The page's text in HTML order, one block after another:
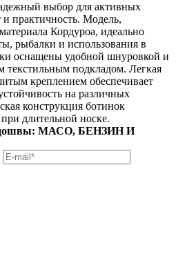
выбор для активных
практичность. Модель,
Кордуроа, идеально
рыбалки и использования в
оснащены удобной шнуровкой и
подкладом. Легкая
креплением обеспечивает
на различных
конструкция ботинок
длительной носке.
МАСО, БЕНЗИН И